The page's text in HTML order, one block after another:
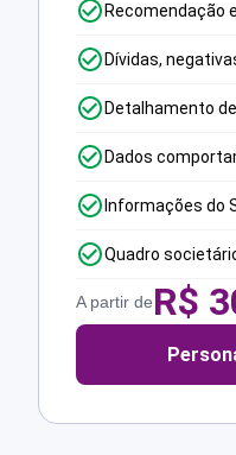
Recomendação
Dívidas,
Detalhamento
Dados
Informações do
Quadro
A partir deR$